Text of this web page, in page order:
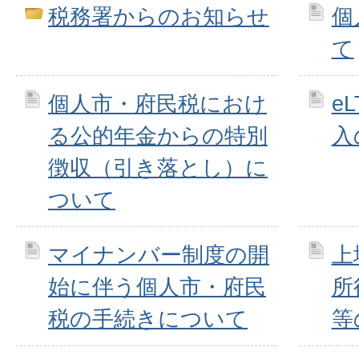
税務署からのお知らせ
個
て
個人市・府民税におけ
る公的年金からの特別
徴収（引き落とし）に
ついて
マイナンバー制度の開
始に伴う個人市・府民
税の手続きについて